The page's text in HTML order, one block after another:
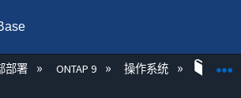
局层次
部署 ONTAP 9 操作系统